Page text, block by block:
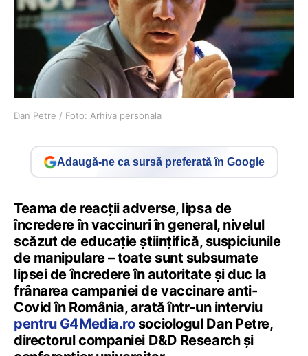
Dan Petre / Foto: Arhiva personala
Adaugă-ne ca sursă preferată în Google
Teama de reacții adverse, lipsa de
încredere în vaccinuri în general, nivelul
scăzut de educație științifică, suspiciunile
de manipulare – toate sunt subsumate
lipsei de încredere în autoritate și duc la
frânarea campaniei de vaccinare anti-
Covid în România, arată într-un interviu
pentru G4Media.rosociologul Dan Petre,
directorul companiei D&D Research și